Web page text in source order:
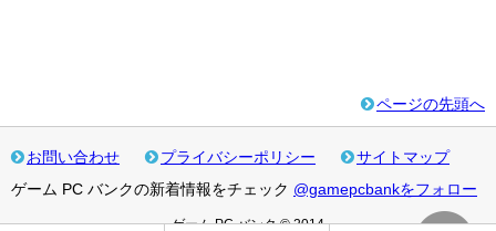
ページの先頭へ
お問い合わせ プライバシーポリシー
サイトマップ
ゲーム PC バンクの新着情報をチェック @gamepcbankをフォロー
ゲーム PC バンク © 2014